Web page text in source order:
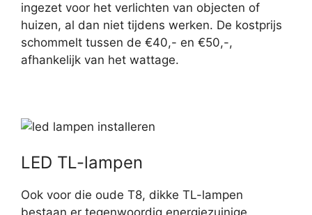
ingezet voor het verlichten van objecten of
huizen, al dan niet tijdens werken. De kostprijs
schommelt tussen de €40,- en €50,-,
afhankelijk van het wattage.
LED TL-lampen
Ook voor die oude T8, dikke TL-lampen